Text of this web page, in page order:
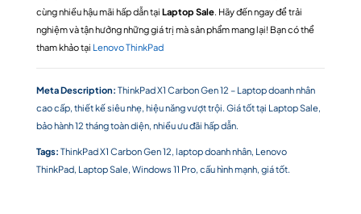
cùng nhiều hậu mãi hấp dẫn tại Laptop Sale. Hãy đến ngay để trải
nghiệm và tận hưởng những giá trị mà sản phẩm mang lại! Bạn có thể
tham khảo tại Lenovo ThinkPad
Meta Description: ThinkPad X1 Carbon Gen 12 – Laptop doanh nhân
cao cấp, thiết kế siêu nhẹ, hiệu năng vượt trội. Giá tốt tại Laptop Sale,
bảo hành 12 tháng toàn diện, nhiều ưu đãi hấp dẫn.
Tags: ThinkPad X1 Carbon Gen 12, laptop doanh nhân, Lenovo
ThinkPad, Laptop Sale, Windows 11 Pro, cấu hình mạnh, giá tốt.